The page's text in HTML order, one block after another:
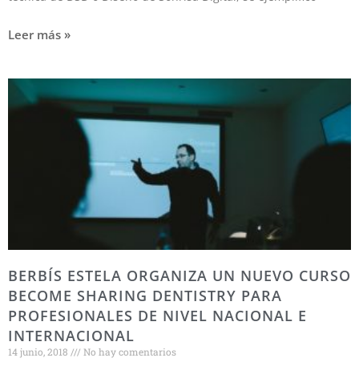
Leer más »
BERBÍS ESTELA ORGANIZA UN NUEVO CURSO
BECOME SHARING DENTISTRY PARA
PROFESIONALES DE NIVEL NACIONAL E
INTERNACIONAL
14 junio, 2018 No hay comentarios